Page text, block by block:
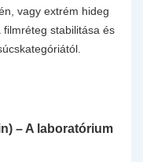
vagy extrém hideg
stabilitása és
– A laboratórium